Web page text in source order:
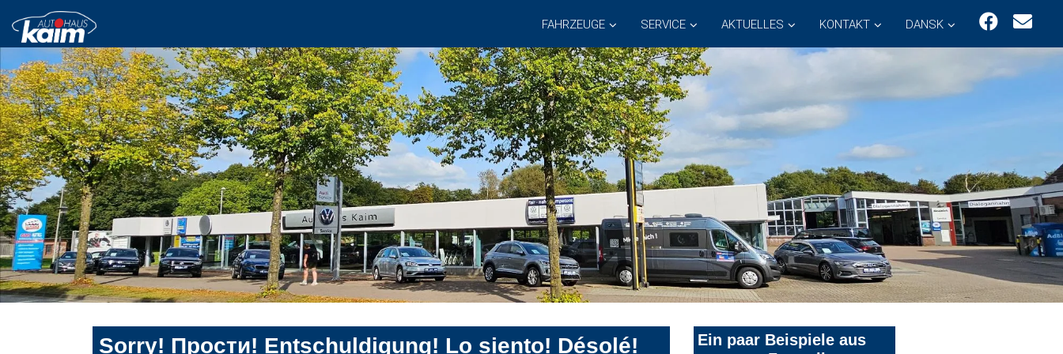
FAHRZEUGE SERVICE AKTUELLES KONTAKT DANSK
Sorry! Прости! Entschuldigung! Lo siento! Désolé!
Ein paar Beispiele aus